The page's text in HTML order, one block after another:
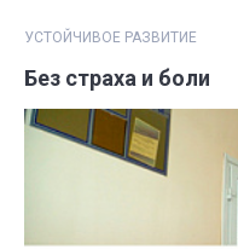
УСТОЙЧИВОЕ РАЗВИТИЕ
Без страха и боли